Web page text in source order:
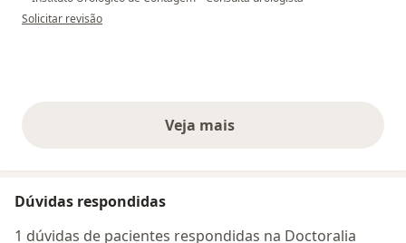
na opinião do utilizador Cláudia
Solicitar revisão
Veja maisopiniões acima
Dúvidas respondidas
1 dúvidas de pacientes respondidas na Doctoralia